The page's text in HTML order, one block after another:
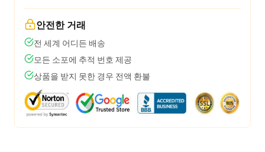
안전한 거래
전 세계 어디든 배송
모든 소포에 추적 번호 제공
상품을 받지 못한 경우 전액 환불